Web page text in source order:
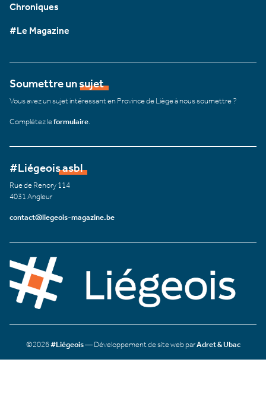
Chroniques
#Le Magazine
Soumettre un sujet
Vous avez un sujet intéressant en Province de Liège à nous soumettre ?
Complétez leformulaire
#Liégeois asbl
Rue de Renory 114
4031 Angleur
contact@liegeois-magazine.be
©2026#Liégeois— Développement de site web parAdret & Ubac